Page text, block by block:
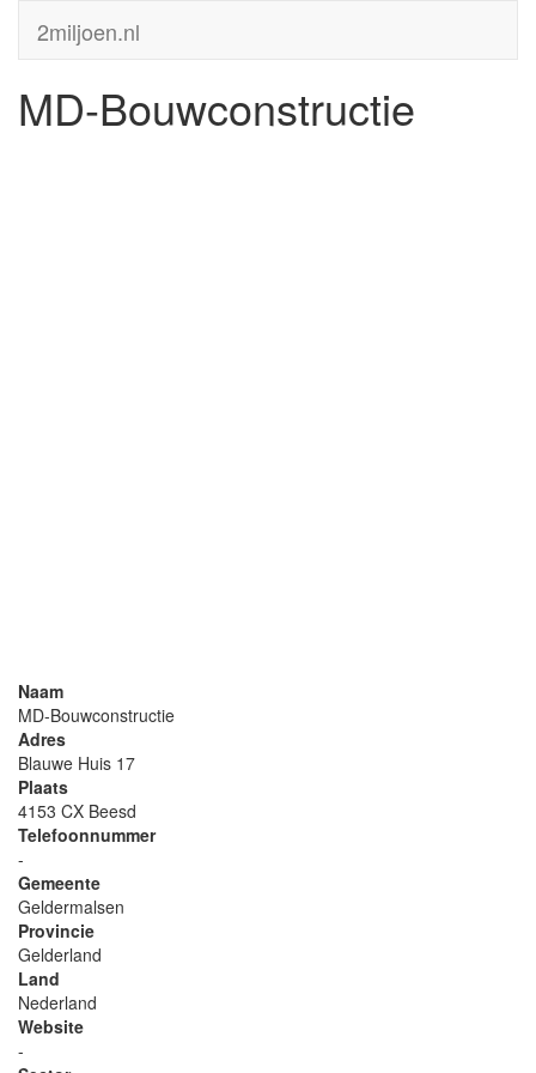
2miljoen.nl
MD-Bouwconstructie
Naam
MD-Bouwconstructie
Adres
Blauwe Huis 17
Plaats
4153 CX Beesd
Telefoonnummer
-
Gemeente
Geldermalsen
Provincie
Gelderland
Land
Nederland
Website
-